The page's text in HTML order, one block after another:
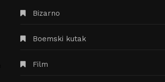
Bizarno
Boemski kutak
Film